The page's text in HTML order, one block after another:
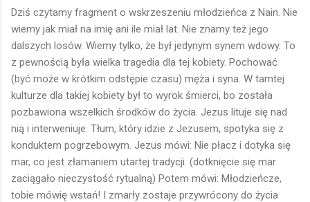
Dziś czytamy fragment o wskrzeszeniu młodzieńca z Nain. Nie
wiemy jak miał na imię ani ile miał lat. Nie znamy też jego
dalszych losów. Wiemy tylko, że był jedynym synem wdowy. To
z pewnością była wielka tragedia dla tej kobiety. Pochować
(być może w krótkim odstępie czasu) męża i syna. W tamtej
kulturze dla takiej kobiety był to wyrok śmierci, bo została
pozbawiona wszelkich środków do życia. Jezus lituje się nad
nią i interweniuje. Tłum, który idzie z Jezusem, spotyka się z
konduktem pogrzebowym. Jezus mówi: Nie płacz i dotyka się
mar, co jest złamaniem utartej tradycji. (dotknięcie się mar
zaciągało nieczystość rytualną) Potem mówi: Młodzieńcze,
tobie mówię wstań! I zmarły zostaje przywrócony do życia